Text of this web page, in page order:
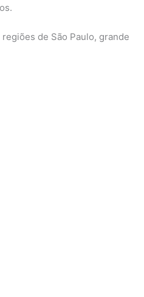
de São Paulo, grande